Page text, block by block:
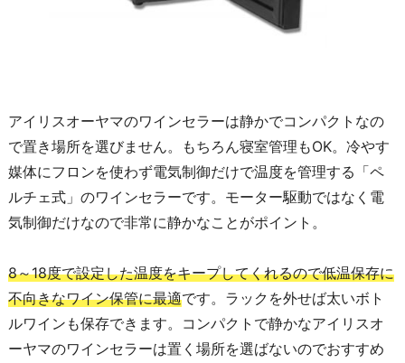
アイリスオーヤマのワインセラーは静かでコンパクトなの
で置き場所を選びません。もちろん寝室管理もOK。冷やす
媒体にフロンを使わず電気制御だけで温度を管理する「ペ
ルチェ式」のワインセラーです。モーター駆動ではなく電
気制御だけなので非常に静かなことがポイント。
8～18度で設定した温度をキープしてくれるので低温保存に
不向きなワイン保管に最適です。ラックを外せば太いボト
ルワインも保存できます。コンパクトで静かなアイリスオ
ーヤマのワインセラーは置く場所を選ばないのでおすすめ